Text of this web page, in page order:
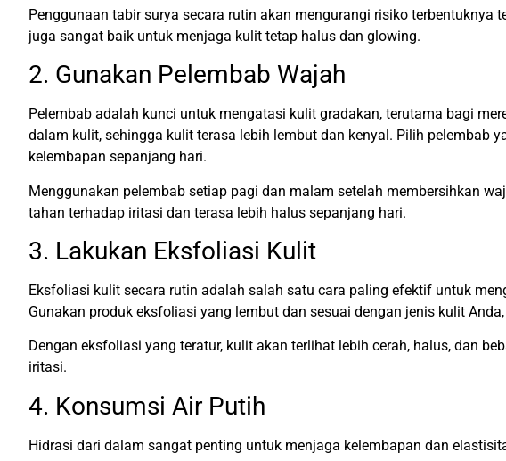
Penggunaan tabir surya secara rutin akan mengurangi risiko
juga sangat baik untuk menjaga kulit tetap halus dan glowing.
2. Gunakan Pelembab Wajah
Pelembab adalah kunci untuk mengatasi kulit gradakan, terutama bagi
dalam kulit, sehingga kulit terasa lebih lembut dan kenyal. Pilih pelembab
kelembapan sepanjang hari.
Menggunakan pelembab setiap pagi dan malam setelah membersihkan
tahan terhadap iritasi dan terasa lebih halus sepanjang hari.
3. Lakukan Eksfoliasi Kulit
Eksfoliasi kulit secara rutin adalah salah satu cara paling efektif untuk
Gunakan produk eksfoliasi yang lembut dan sesuai dengan jenis kulit
Dengan eksfoliasi yang teratur, kulit akan terlihat lebih cerah, halus, dan
iritasi.
4. Konsumsi Air Putih
Hidrasi dari dalam sangat penting untuk menjaga kelembapan dan